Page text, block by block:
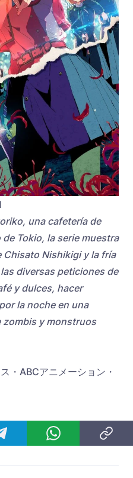
una cafetería de
Tokio, la serie muestra
Nishikigi y la fría
diversas peticiones de
y dulces, hacer
la noche en una
zombis y monstruos
・ABCアニメーション・